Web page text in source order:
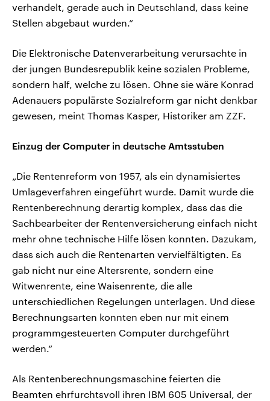
verhandelt, gerade auch in Deutschland, dass keine
Stellen abgebaut wurden.“
Die Elektronische Datenverarbeitung verursachte in
der jungen Bundesrepublik keine sozialen Probleme,
sondern half, welche zu lösen. Ohne sie wäre Konrad
Adenauers populärste Sozialreform gar nicht denkbar
gewesen, meint Thomas Kasper, Historiker am ZZF.
Einzug der Computer in deutsche Amtsstuben
„Die Rentenreform von 1957, als ein dynamisiertes
Umlageverfahren eingeführt wurde. Damit wurde die
Rentenberechnung derartig komplex, dass das die
Sachbearbeiter der Rentenversicherung einfach nicht
mehr ohne technische Hilfe lösen konnten. Dazukam,
dass sich auch die Rentenarten vervielfältigten. Es
gab nicht nur eine Altersrente, sondern eine
Witwenrente, eine Waisenrente, die alle
unterschiedlichen Regelungen unterlagen. Und diese
Berechnungsarten konnten eben nur mit einem
programmgesteuerten Computer durchgeführt
werden.“
Als Rentenberechnungsmaschine feierten die
Beamten ehrfurchtsvoll ihren IBM 605 Universal, der